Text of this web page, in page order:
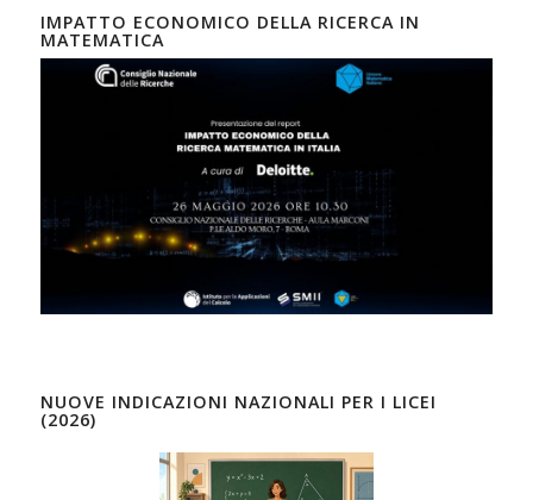
IMPATTO ECONOMICO DELLA RICERCA IN
MATEMATICA
NUOVE INDICAZIONI NAZIONALI PER I LICEI
(2026)